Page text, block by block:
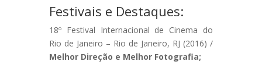
Festivais e Destaques:
18º Festival Internacional de Cinema do
Rio de Janeiro – Rio de Janeiro, RJ (2016) /
Melhor Direção e Melhor Fotografia;